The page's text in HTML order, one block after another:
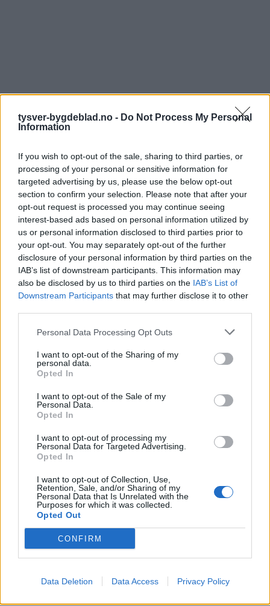
tysver-bygdeblad.no - Do Not Process My Personal
Information
If you wish to opt-out of the sale, sharing to third parties, or
processing of your personal or sensitive information for
targeted advertising by us, please use the below opt-out
section to confirm your selection. Please note that after your
opt-out request is processed you may continue seeing
interest-based ads based on personal information utilized by
us or personal information disclosed to third parties prior to
your opt-out. You may separately opt-out of the further
disclosure of your personal information by third parties on the
IAB’s list of downstream participants. This information may
also be disclosed by us to third parties on the IAB’s List of
Downstream Participants that may further disclose it to other
Personal Data Processing Opt Outs
I want to opt-out of the Sharing of my
personal data.
Opted In
I want to opt-out of the Sale of my
Personal Data.
Opted In
I want to opt-out of processing my
Personal Data for Targeted Advertising.
Opted In
I want to opt-out of Collection, Use,
Retention, Sale, and/or Sharing of my
Personal Data that Is Unrelated with the
Purposes for which it was collected.
Opted Out
CONFIRM
Data Deletion Data Access Privacy Policy